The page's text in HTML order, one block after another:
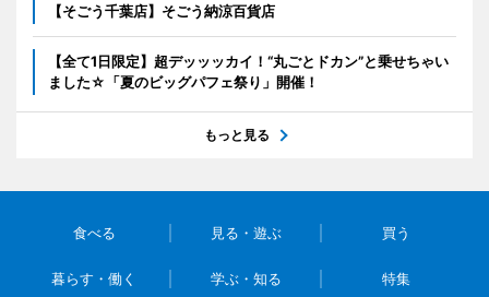
【そごう千葉店】そごう納涼百貨店
【全て1日限定】超デッッッカイ！“丸ごとドカン”と乗せちゃい
ました☆「夏のビッグパフェ祭り」開催！
もっと見る
食べる 見る・遊ぶ 買う
暮らす・働く 学ぶ・知る 特集